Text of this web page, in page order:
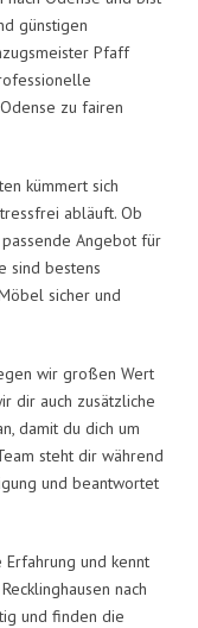
günstigen
Pfaff
zu fairen
kümmert sich
abläuft. Ob
Angebot für
sind bestens
sicher und
wir großen Wert
dir auch zusätzliche
damit du dich um
steht dir während
und beantwortet
und kennt
nach
und finden die